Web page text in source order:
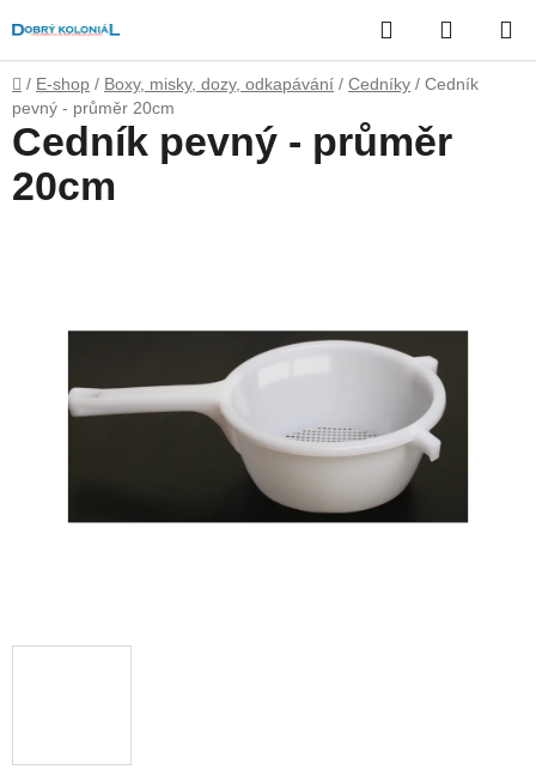
na
obsah
Hledat
KOŠÍK
Domů
/ E-shop / Boxy, misky, dozy, odkapávání / Cedníky / Cedník
pevný - průměr 20cm
Cedník pevný - průměr
20cm